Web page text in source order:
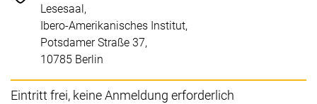
Lesesaal,
Ibero-Amerikanisches Institut,
Potsdamer Straße 37,
10785 Berlin
Eintritt frei, keine Anmeldung erforderlich